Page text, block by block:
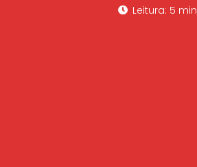
Leitura: 5 min